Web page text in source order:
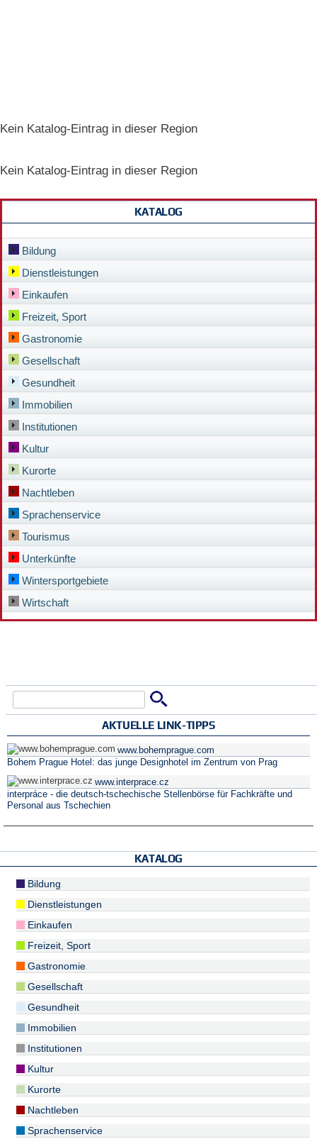
Kein Katalog-Eintrag in dieser Region
Kein Katalog-Eintrag in dieser Region
KATALOG
Bildung
Dienstleistungen
Einkaufen
Freizeit, Sport
Gastronomie
Gesellschaft
Gesundheit
Immobilien
Institutionen
Kultur
Kurorte
Nachtleben
Sprachenservice
Tourismus
Unterkünfte
Wintersportgebiete
Wirtschaft
Suchformular
AKTUELLE LINK-TIPPS
www.bohemprague.com
Bohem Prague Hotel: das junge Designhotel im Zentrum von Prag
www.interprace.cz
interpráce - die deutsch-tschechische Stellenbörse für Fachkräfte und
Personal aus Tschechien
KATALOG
Bildung
Dienstleistungen
Einkaufen
Freizeit, Sport
Gastronomie
Gesellschaft
Gesundheit
Immobilien
Institutionen
Kultur
Kurorte
Nachtleben
Sprachenservice